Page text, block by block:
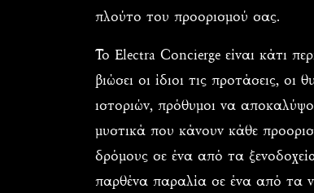
πλούτο του προορισμού σας.
Το Electra Concierge είναι κάτι
βιώσει οι ίδιοι τις προτάσεις, οι
ιστοριών, πρόθυμοι να
μυστικά που κάνουν κάθε
δρόμους σε ένα από τα
παρθένα παραλία σε ένα από τα